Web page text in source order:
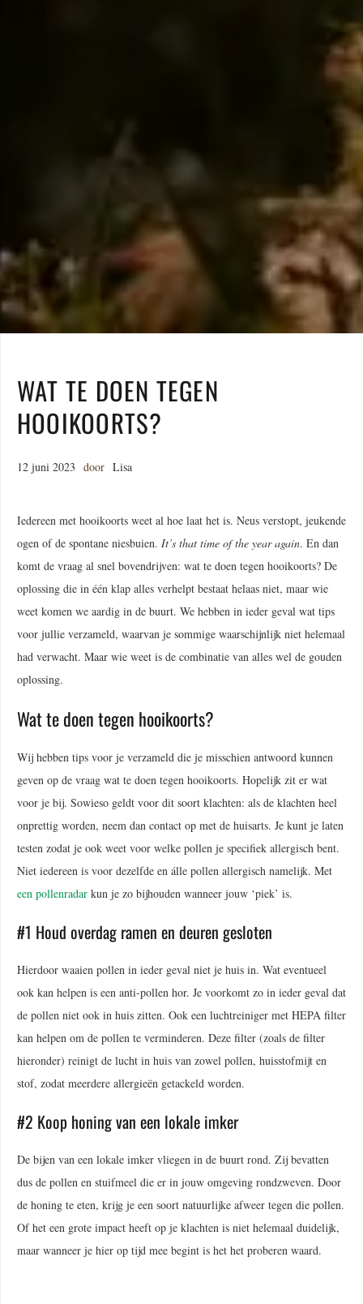
WAT TE DOEN TEGEN
HOOIKOORTS?
12 juni 2023 door Lisa
Iedereen met hooikoorts weet al hoe laat het is. Neus verstopt, jeukende
ogen of de spontane niesbuien. It’s that time of the year again. En dan
komt de vraag al snel bovendrijven: wat te doen tegen hooikoorts? De
oplossing die in één klap alles verhelpt bestaat helaas niet, maar wie
weet komen we aardig in de buurt. We hebben in ieder geval wat tips
voor jullie verzameld, waarvan je sommige waarschijnlijk niet helemaal
had verwacht. Maar wie weet is de combinatie van alles wel de gouden
oplossing.
Wat te doen tegen hooikoorts?
Wij hebben tips voor je verzameld die je misschien antwoord kunnen
geven op de vraag wat te doen tegen hooikoorts. Hopelijk zit er wat
voor je bij. Sowieso geldt voor dit soort klachten: als de klachten heel
onprettig worden, neem dan contact op met de huisarts. Je kunt je laten
testen zodat je ook weet voor welke pollen je specifiek allergisch bent.
Niet iedereen is voor dezelfde en álle pollen allergisch namelijk. Met
een pollenradar kun je zo bijhouden wanneer jouw ‘piek’ is.
#1 Houd overdag ramen en deuren gesloten
Hierdoor waaien pollen in ieder geval niet je huis in. Wat eventueel
ook kan helpen is een anti-pollen hor. Je voorkomt zo in ieder geval dat
de pollen niet ook in huis zitten. Ook een luchtreiniger met HEPA filter
kan helpen om de pollen te verminderen. Deze filter (zoals de filter
hieronder) reinigt de lucht in huis van zowel pollen, huisstofmijt en
stof, zodat meerdere allergieën getackeld worden.
#2 Koop honing van een lokale imker
De bijen van een lokale imker vliegen in de buurt rond. Zij bevatten
dus de pollen en stuifmeel die er in jouw omgeving rondzweven. Door
de honing te eten, krijg je een soort natuurlijke afweer tegen die pollen.
Of het een grote impact heeft op je klachten is niet helemaal duidelijk,
maar wanneer je hier op tijd mee begint is het het proberen waard.